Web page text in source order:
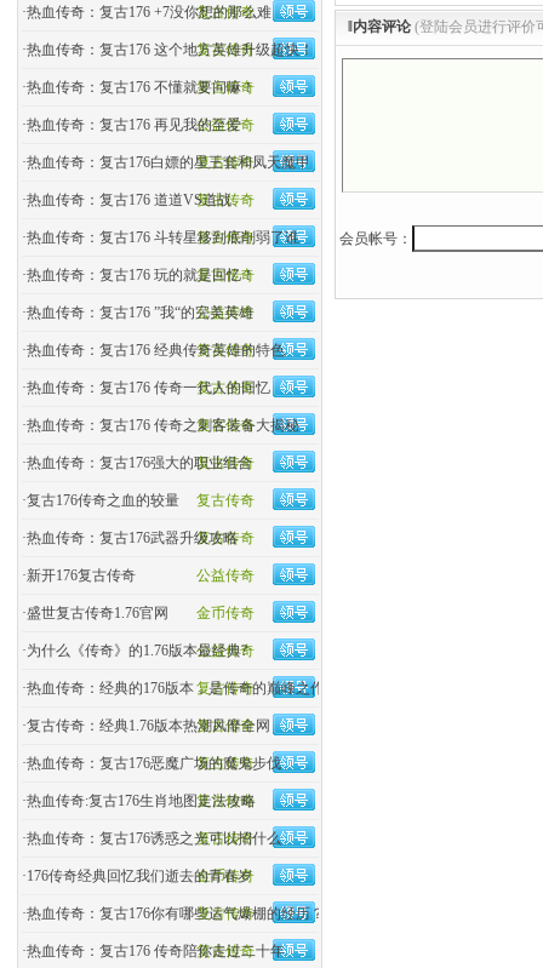
复古传奇
·热血传奇：复古176 +7没你想的那么难
复古传奇
·热血传奇：复古176 这个地方英雄升级超快！
复古传奇
·热血传奇：复古176 不懂就要问嘛！
公益传奇
·热血传奇：复古176 再见我的至爱
复古传奇
·热血传奇：复古176白嫖的星王套和凤天魔甲
复古传奇
·热血传奇：复古176 道道VS道战
复古传奇
·热血传奇：复古176 斗转星移到底削弱了谁
复古传奇
·热血传奇：复古176 玩的就是回忆！
公益传奇
·热血传奇：复古176 ”我“的完美英雄
复古传奇
·热血传奇：复古176 经典传奇英雄的特色
复古传奇
·热血传奇：复古176 传奇一代人的回忆
复古传奇
·热血传奇：复古176 传奇之刺客装备大揭秘
复古传奇
·热血传奇：复古176强大的职业组合
复古传奇
·复古176传奇之血的较量
复古传奇
·热血传奇：复古176武器升级攻略
公益传奇
·新开176复古传奇
金币传奇
·盛世复古传奇1.76官网
公益传奇
·为什么《传奇》的1.76版本最经典?
复古传奇
·热血传奇：经典的176版本，是传奇的巅峰之作吗？
复古传奇
·复古传奇：经典1.76版本热潮风靡全网
复古传奇
·热血传奇：复古176恶魔广场的魔鬼步伐
复古传奇
·热血传奇:复古176生肖地图走法攻略
复古传奇
·热血传奇：复古176诱惑之光可以招什么
金币传奇
·176传奇经典回忆我们逝去的青春岁
复古传奇
·热血传奇：复古176你有哪些运气爆棚的经历？
复古传奇
·热血传奇：复古176 传奇陪你走过二十年
‖内容评论 (登陆会员进行评价
会员帐号：